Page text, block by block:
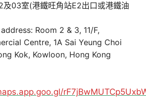
及03室(港鐵旺角站E2出口或港鐵油
Room 2 & 3, 11/F,
Centre, 1A Sai Yeung Choi
Kok, Kowloon, Hong Kong